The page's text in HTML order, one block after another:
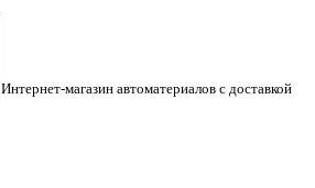
Интернет-магазин автоматериалов с доставкой